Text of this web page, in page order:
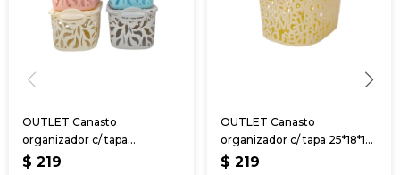
OUTLET Canasto
organizador c/ tapa
24*17.5*12 cm
$ 219
OUTLET Canasto
organizador c/ tapa 25*18*14
cm
$ 219